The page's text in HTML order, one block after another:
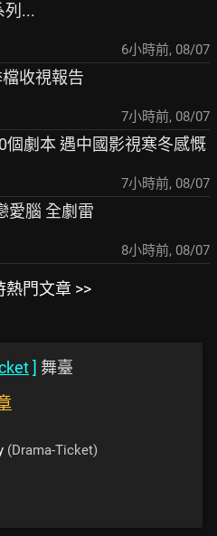
列...
6小時前, 08/07
收視報告
7小時前, 08/07
個劇本 遇中國影視寒冬感慨
7小時前, 08/07
愛腦 全劇雷
8小時前, 08/07
熱門文章 >>
] 舞臺
(Drama-Ticket)